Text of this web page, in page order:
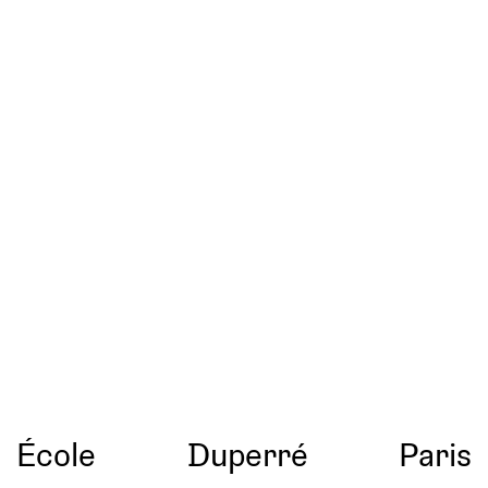
École Duperré Paris